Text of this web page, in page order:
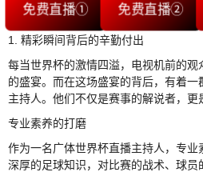
免费直播① 免费直播②
1. 精彩瞬间背后的辛勤付出
每当世界杯的激情四溢，电视机前的
的盛宴。而在这场盛宴的背后，有着
主持人。他们不仅是赛事的解说者，更
专业素养的打磨
作为一名广体世界杯直播主持人，专
深厚的足球知识，对比赛的战术、球